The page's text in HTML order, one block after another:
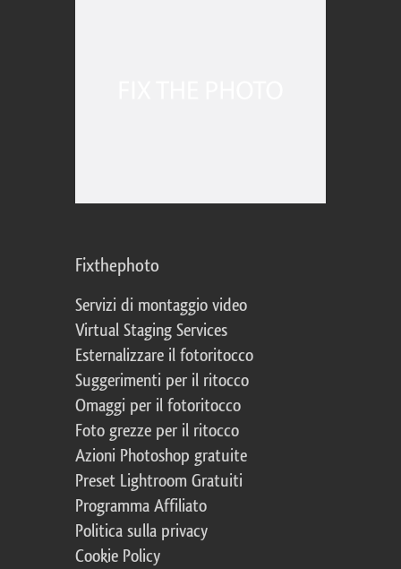
Fixthephoto
Servizi di montaggio video
Virtual Staging Services
Esternalizzare il fotoritocco
Suggerimenti per il ritocco
Omaggi per il fotoritocco
Foto grezze per il ritocco
Azioni Photoshop gratuite
Preset Lightroom Gratuiti
Programma Affiliato
Politica sulla privacy
Cookie Policy